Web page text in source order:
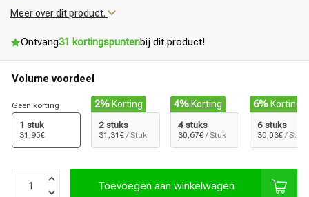
Meer over dit product.
Ontvang31 kortingspuntenbij dit product!
Volume voordeel
Geen korting
1 stuk
31,95€
2% Korting
2 stuks
31,31€ / Stuk
4% Korting
4 stuks
30,67€ / Stuk
6% Korting
6 stuks
30,03€ / Stuk
Toevoegen aan winkelwagen